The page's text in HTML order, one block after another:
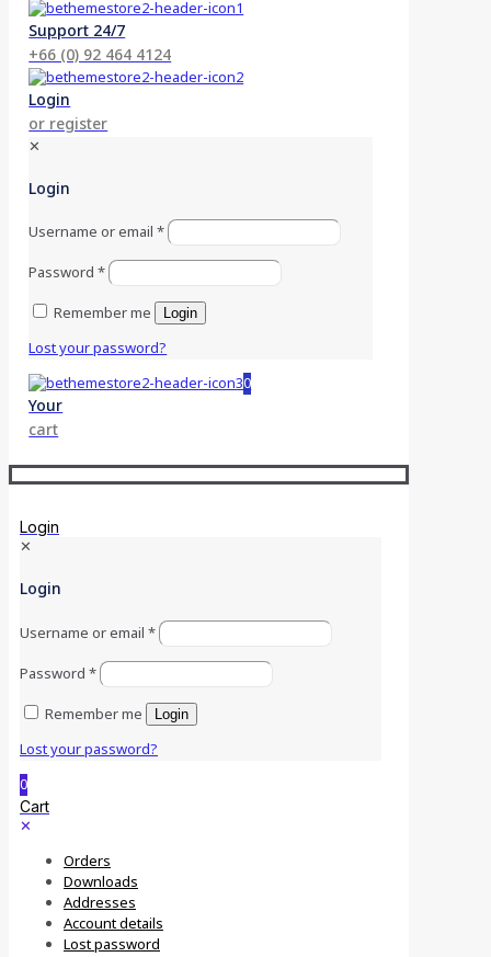
Support 24/7
+66 (0) 92 464 4124
Login
or register
✕
Login
Username or email*
Password*
Remember me
Login
Lost your password?
0
Your
cart
Login
✕
Login
Username or email *
Password *
Remember me
Login
Lost your password?
0
Cart
✕
Orders
Downloads
Addresses
Account details
Lost password